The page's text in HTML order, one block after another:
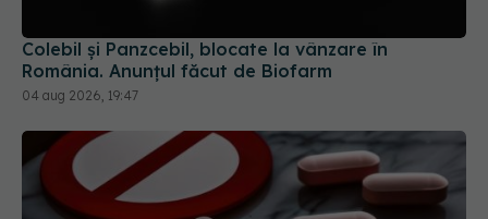
04 aug 2026, 19:47